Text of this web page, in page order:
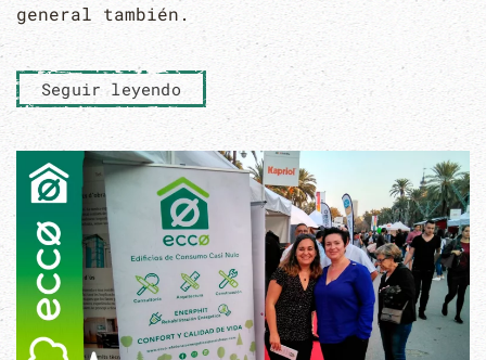
general también.
Seguir leyendo